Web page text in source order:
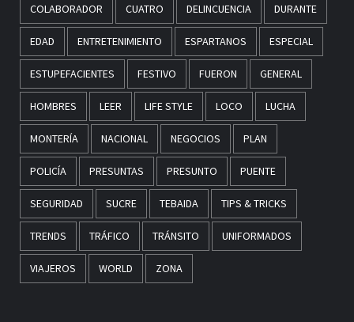
COLABORADOR CUATRO DELINCUENCIA DURANTE
EDAD ENTRETENIMIENTO ESPARTANOS ESPECIAL
ESTUPEFACIENTES FESTIVO FUERON GENERAL
HOMBRES LEER LIFE STYLE LOCO LUCHA
MONTERÍA NACIONAL NEGOCIOS PLAN
POLICÍA PRESUNTAS PRESUNTO PUENTE
SEGURIDAD SUCRE TEBAIDA TIPS & TRICKS
TRENDS TRÁFICO TRÁNSITO UNIFORMADOS
VIAJEROS WORLD ZONA